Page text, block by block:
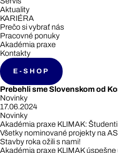
Aktuality
KARIÉRA
Prečo si vybrať nás
Pracovné ponuky
Akadémia praxe
Kontakty
E-SHOP
Prebehli sme Slovenskom od
Novinky
17.06.2024
Novinky
Akadémia praxe KLIMAK:
Všetky nominované projekty na
Stavby roka ožili s nami!
Akadémia praxe KLIMAK úspešne